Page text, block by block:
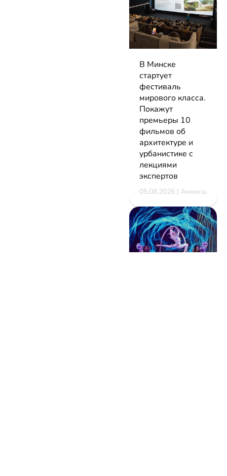
В Минске
стартует
фестиваль
мирового класса.
Покажут
премьеры 10
фильмов об
архитектуре и
урбанистике с
лекциями
экспертов
05.08.2026 | Анонсы